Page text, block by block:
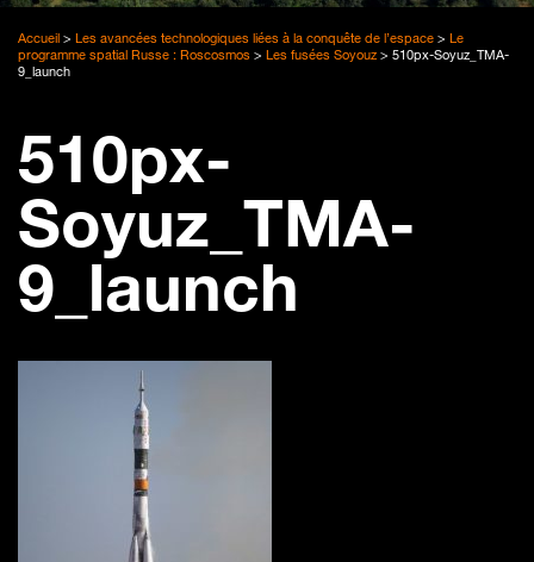
Accueil > Les avancées technologiques liées à la conquête de l’espace > Le
programme spatial Russe : Roscosmos > Les fusées Soyouz > 510px-Soyuz_TMA-
9_launch
510px-
Soyuz_TMA-
9_launch